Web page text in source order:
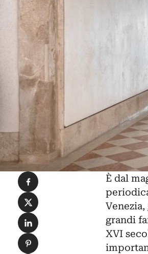
È dal
grandi
XVI
Condividi su Facebook
Condividi su X
Condividi su LinkedIn
Condividi su Pinterest